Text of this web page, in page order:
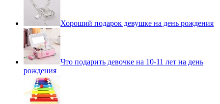
Хороший подарок девушке на день рождения
Что подарить девочке на 10-11 лет на день
рождения